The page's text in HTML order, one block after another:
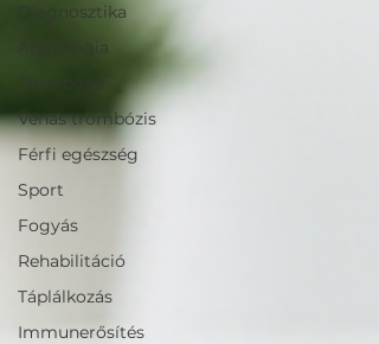
Diagnosztika
Angiológia
Trombózis
Vénás trombózis
Férfi egészség
Sport
Fogyás
Rehabilitáció
Táplálkozás
Immunerősítés